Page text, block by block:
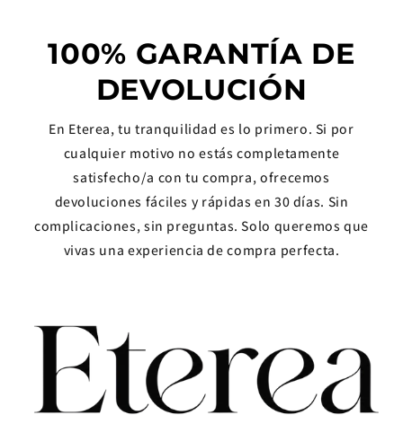
100% GARANTÍA DE
DEVOLUCIÓN
En Eterea, tu tranquilidad es lo primero. Si por
cualquier motivo no estás completamente
satisfecho/a con tu compra, ofrecemos
devoluciones fáciles y rápidas en 30 días. Sin
complicaciones, sin preguntas. Solo queremos que
vivas una experiencia de compra perfecta.